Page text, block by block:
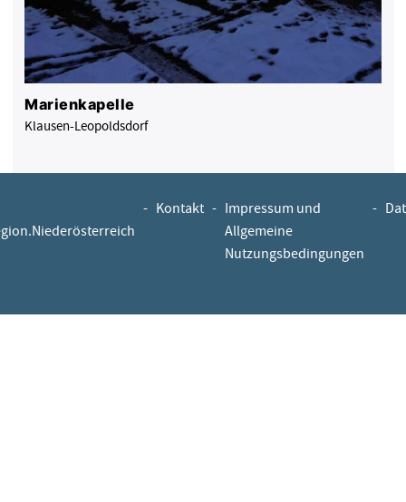
Marienkapelle
Klausen-Leopoldsdorf
- Kontakt - Impressum und
Allgemeine
Nutzungsbedingungen
-